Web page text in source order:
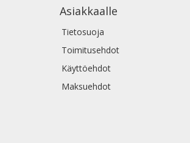
Asiakkaalle
Tietosuoja
Toimitusehdot
Käyttöehdot
Maksuehdot